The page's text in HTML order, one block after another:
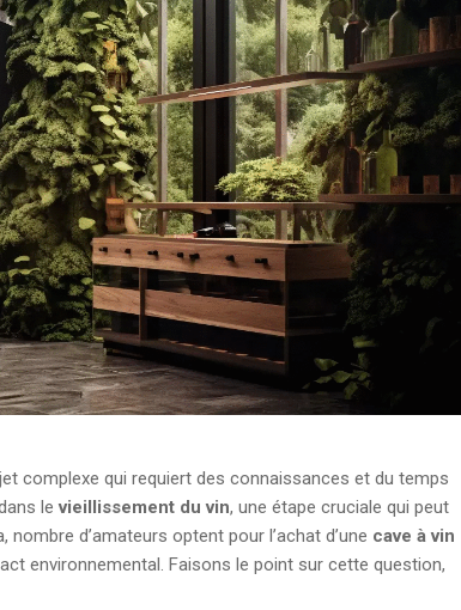
complexe qui requiert des connaissances et du temps
levieillissement du vin, une étape cruciale qui peut
d’amateurs optent pour l’achat d’une cave à vin
environnemental. Faisons le point sur cette question,